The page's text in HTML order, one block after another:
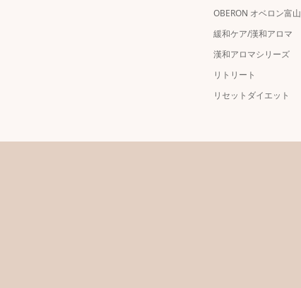
OBERON オベロン富山
緩和ケア/漢和アロマ
漢和アロマシリーズ
リトリート
リセットダイエット